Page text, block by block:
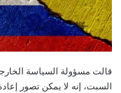
قالت مسؤولة السياسة
السبت، إنه لا يمكن تصور